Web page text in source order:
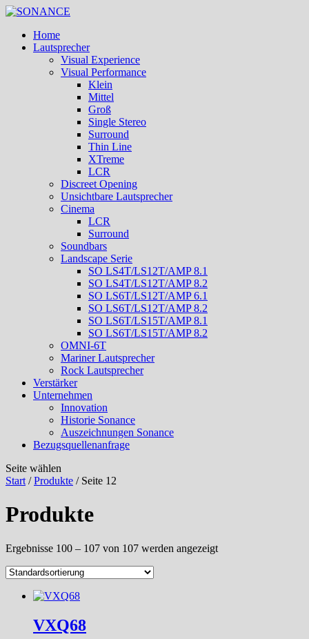
Home
Lautsprecher
Visual Experience
Visual Performance
Klein
Mittel
Groß
Single Stereo
Surround
Thin Line
XTreme
LCR
Discreet Opening
Unsichtbare Lautsprecher
Cinema
LCR
Surround
Soundbars
Landscape Serie
SO LS4T/LS12T/AMP 8.1
SO LS4T/LS12T/AMP 8.2
SO LS6T/LS12T/AMP 6.1
SO LS6T/LS12T/AMP 8.2
SO LS6T/LS15T/AMP 8.1
SO LS6T/LS15T/AMP 8.2
OMNI-6T
Mariner Lautsprecher
Rock Lautsprecher
Verstärker
Unternehmen
Innovation
Historie Sonance
Auszeichnungen Sonance
Bezugsquellenanfrage
Seite wählen
Start /Produkte / Seite 12
Produkte
Ergebnisse 100 – 107 von 107 werden angezeigt
VXQ68